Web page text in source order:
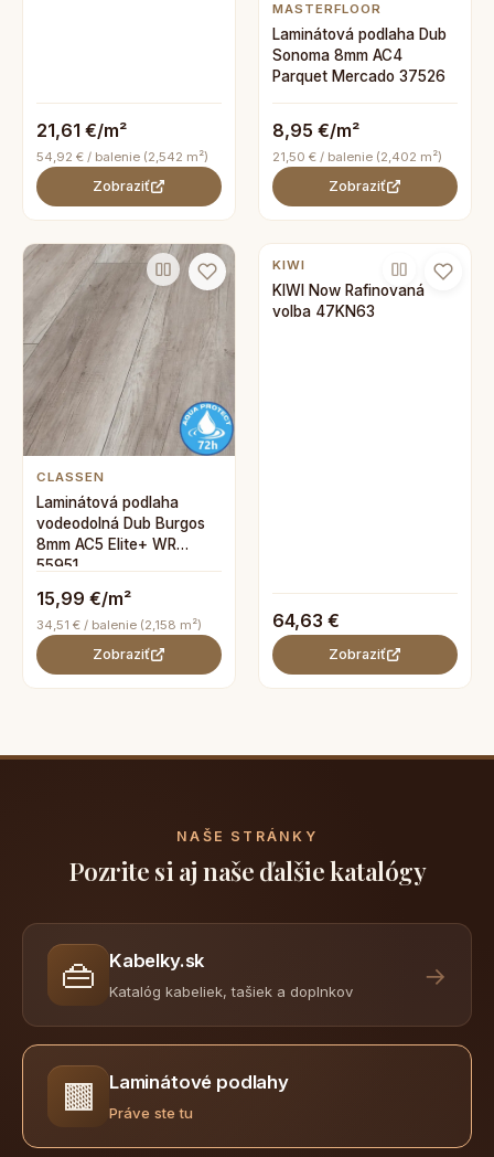
21,61 €/m²
54,92 € / balenie (2,542 m²)
Zobraziť
MASTERFLOOR
Laminátová podlaha Dub
Sonoma 8mm AC4
Parquet Mercado 37526
8,95 €/m²
21,50 € / balenie (2,402 m²)
Zobraziť
CLASSEN
Laminátová podlaha
vodeodolná Dub Burgos
8mm AC5 Elite+ WR
55951
15,99 €/m²
34,51 € / balenie (2,158 m²)
Zobraziť
KIWI
KIWI Now Rafinovaná
volba 47KN63
64,63 €
Zobraziť
NAŠE STRÁNKY
Pozrite si aj naše ďalšie katalógy
👜 Kabelky.sk
Katalóg kabeliek, tašiek a doplnkov
→
🟫 Laminátové podlahy
Práve ste tu